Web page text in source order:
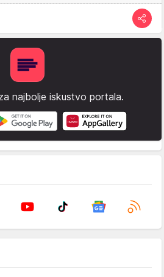
najbolje iskustvo portala.